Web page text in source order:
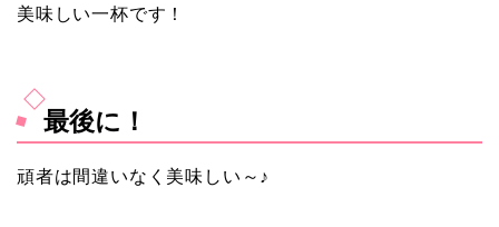
美味しい一杯です！
最後に！
頑者は間違いなく美味しい～♪